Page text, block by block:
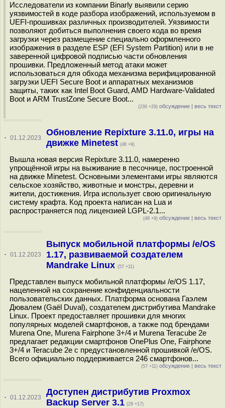
Исследователи из компании Binarly выявили серию
уязвимостей в коде разбора изображений, используемом в
UEFI-прошивках различных производителей. Уязвимости
позволяют добиться выполнения своего кода во время
загрузки через размещение специально оформленного
изображения в разделе ESP (EFI System Partition) или в не
заверенной цифровой подписью части обновления
прошивки. Предложенный метод атаки может
использоваться для обхода механизма верифицированной
загрузки UEFI Secure Boot и аппаратных механизмов
защиты, таких как Intel Boot Guard, AMD Hardware-Validated
Boot и ARM TrustZone Secure Boot...
(230 +29) обсуждение | весь текст
· 01.12.2023
Обновление Repixture 3.11.0, игры на
движке Minetest (48 +9)
Вышла новая версия Repixture 3.11.0, намеренно
упрощённой игры на выживание в песочнице, построенной
на движке Minetest. Основными элементами игры являются
сельское хозяйство, животные и монстры, деревни и
жители, достижения. Игра использует свою оригинальную
систему крафта. Код проекта написан на Lua и
распространяется под лицензией LGPL-2.1...
(48 +9) обсуждение | весь текст
· 01.12.2023
Выпуск мобильной платформы /e/OS
1.17, развиваемой создателем
Mandrake Linux (57 +11)
Представлен выпуск мобильной платформы /e/OS 1.17,
нацеленной на сохранение конфиденциальности
пользовательских данных. Платформа основана Гаэлем
Дювалем (Gaël Duval), создателем дистрибутива Mandrake
Linux. Проект предоставляет прошивки для многих
популярных моделей смартфонов, а также под брендами
Murena One, Murena Fairphone 3+/4 и Murena Teracube 2e
предлагает редакции смартфонов OnePlus One, Fairphone
3+/4 и Teracube 2e с предустановленной прошивкой /e/OS.
Всего официально поддерживается 246 смартфонов...
(57 +11) обсуждение | весь текст
· 01.12.2023
Доступен дистрибутив Proxmox
Backup Server 3.1 (29 +17)